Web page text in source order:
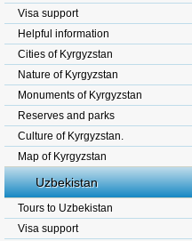
Visa support
Helpful information
Cities of Kyrgyzstan
Nature of Kyrgyzstan
Monuments of Kyrgyzstan
Reserves and parks
Culture of Kyrgyzstan.
Map of Kyrgyzstan
Uzbekistan
Tours to Uzbekistan
Visa support